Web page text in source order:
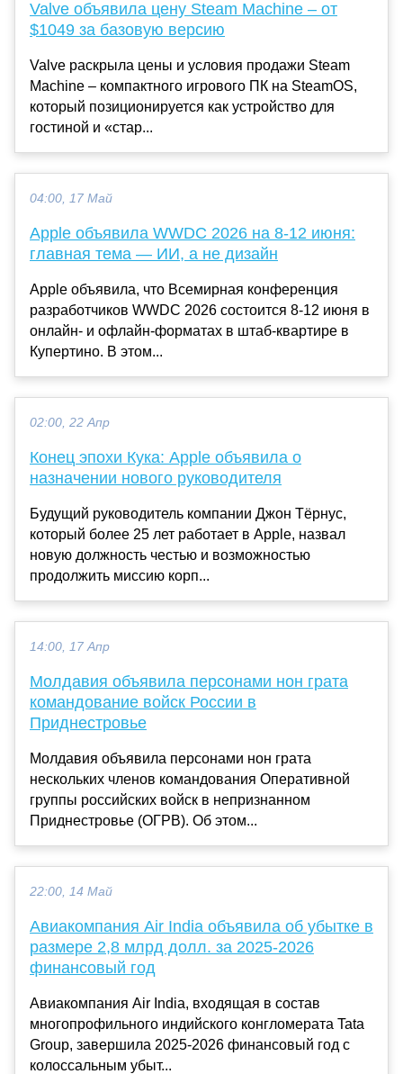
Valve объявила цену Steam Machine – от
$1049 за базовую версию
Valve раскрыла цены и условия продажи Steam
Machine – компактного игрового ПК на SteamOS,
который позиционируется как устройство для
гостиной и «стар...
04:00, 17 Май
Apple объявила WWDC 2026 на 8-12 июня:
главная тема — ИИ, а не дизайн
Apple объявила, что Всемирная конференция
разработчиков WWDC 2026 состоится 8-12 июня в
онлайн- и офлайн-форматах в штаб-квартире в
Купертино. В этом...
02:00, 22 Апр
Конец эпохи Кука: Apple объявила о
назначении нового руководителя
Будущий руководитель компании Джон Тёрнус,
который более 25 лет работает в Apple, назвал
новую должность честью и возможностью
продолжить миссию корп...
14:00, 17 Апр
Молдавия объявила персонами нон грата
командование войск России в
Приднестровье
Молдавия объявила персонами нон грата
нескольких членов командования Оперативной
группы российских войск в непризнанном
Приднестровье (ОГРВ). Об этом...
22:00, 14 Май
Авиакомпания Air India объявила об убытке в
размере 2,8 млрд долл. за 2025-2026
финансовый год
Авиакомпания Air India, входящая в состав
многопрофильного индийского конгломерата Tata
Group, завершила 2025-2026 финансовый год с
колоссальным убыт...